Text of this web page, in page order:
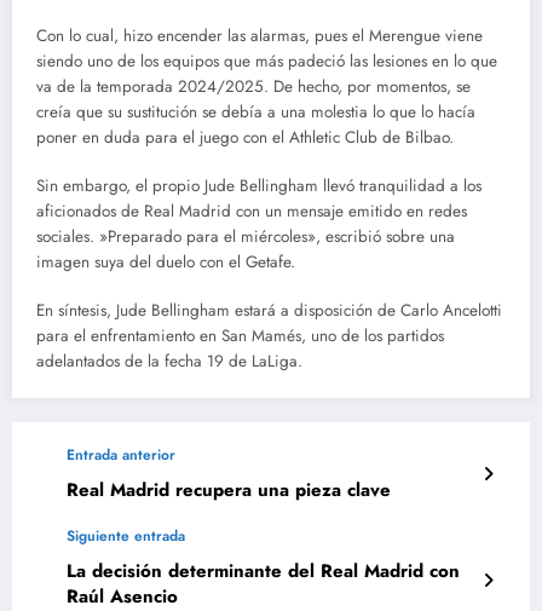
Con lo cual, hizo encender las alarmas, pues el Merengue viene
siendo uno de los equipos que más padeció las lesiones en lo que
va de la temporada 2024/2025. De hecho, por momentos, se
creía que su sustitución se debía a una molestia lo que lo hacía
poner en duda para el juego con el Athletic Club de Bilbao.
Sin embargo, el propio Jude Bellingham llevó tranquilidad a los
aficionados de Real Madrid con un mensaje emitido en redes
sociales. »Preparado para el miércoles», escribió sobre una
imagen suya del duelo con el Getafe.
En síntesis, Jude Bellingham estará a disposición de Carlo Ancelotti
para el enfrentamiento en San Mamés, uno de los partidos
adelantados de la fecha 19 de LaLiga.
Entrada anterior
Real Madrid recupera una pieza clave
Siguiente entrada
La decisión determinante del Real Madrid con
Raúl Asencio